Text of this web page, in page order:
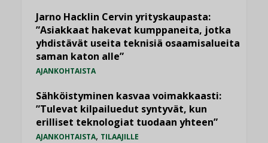
Jarno Hacklin Cervin yrityskaupasta:
”Asiakkaat hakevat kumppaneita, jotka
yhdistävät useita teknisiä osaamisalueita
saman katon alle”
AJANKOHTAISTA
Sähköistyminen kasvaa voimakkaasti:
”Tulevat kilpailuedut syntyvät, kun
erilliset teknologiat tuodaan yhteen”
AJANKOHTAISTA, TILAAJILLE